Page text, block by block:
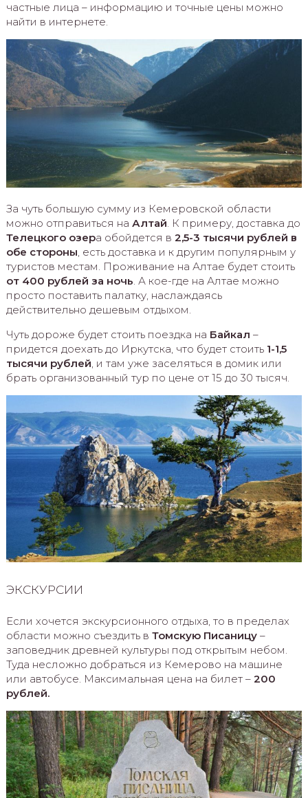
частные лица – информацию и точные цены можно
найти в интернете.
За чуть большую сумму из Кемеровской области
можно отправиться на Алтай. К примеру, доставка до
Телецкого озера обойдется в 2,5-3 тысячи рублей в
обе стороны, есть доставка и к другим популярным у
туристов местам. Проживание на Алтае будет стоить
от 400 рублей за ночь. А кое-где на Алтае можно
просто поставить палатку, наслаждаясь
действительно дешевым отдыхом.
Чуть дороже будет стоить поездка на Байкал –
придется доехать до Иркутска, что будет стоить 1-1,5
тысячи рублей, и там уже заселяться в домик или
брать организованный тур по цене от 15 до 30 тысяч.
ЭКСКУРСИИ
Если хочется экскурсионного отдыха, то в пределах
области можно съездить в Томскую Писаницу–
заповедник древней культуры под открытым небом.
Туда несложно добраться из Кемерово на машине
или автобусе. Максимальная цена на билет – 200
рублей.